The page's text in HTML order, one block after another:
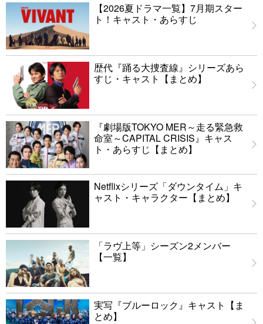
【2026夏ドラマ一覧】7月期スター
ト！キャスト・あらすじ
歴代『踊る大捜査線』シリーズあら
すじ・キャスト【まとめ】
『劇場版TOKYO MER～走る緊急救
命室～CAPITAL CRISIS』キャス
ト・あらすじ【まとめ】
Netflixシリーズ「ダウンタイム」キ
ャスト・キャラクター【まとめ】
「ラヴ上等」シーズン2メンバー
【一覧】
実写『ブルーロック』キャスト【ま
とめ】